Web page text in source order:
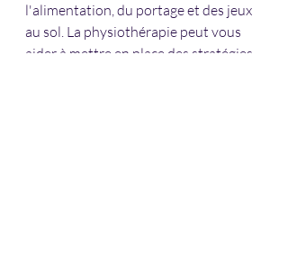
l'alimentation, du portage et des jeux
au sol. La physiothérapie peut vous
aider à mettre en place des stratégies